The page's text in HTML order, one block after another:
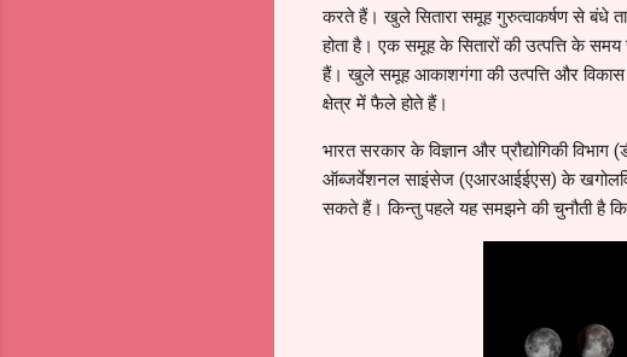
करते हैं। खुले सितारा समूह गुरुत्वाकर्षण से बंधे
होता है। एक समूह के सितारों की उत्पत्ति के
हैं। खुले समूह आकाशगंगा की उत्पत्ति और विकास
क्षेत्र में फैले होते हैं।
भारत सरकार के विज्ञान और प्रौद्योगिकी
ऑब्जर्वेशनल साइंसेज (एआरआईईएस) के
सकते हैं। किन्तु पहले यह समझने की चुनौती है कि